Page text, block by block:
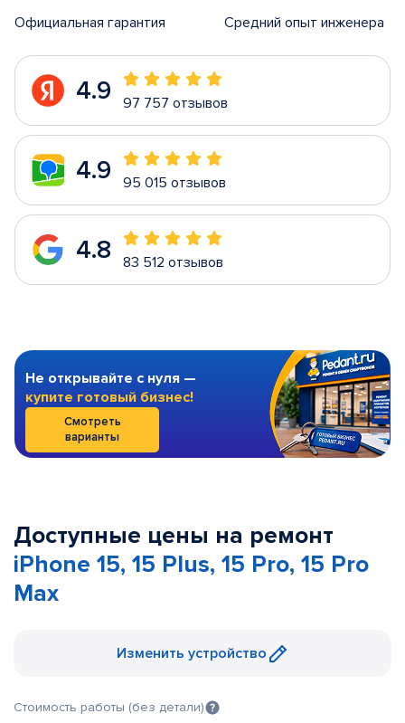
Официальная гарантия Средний опыт инженера
4.9 97 757 отзывов
4.9 95 015 отзывов
4.8 83 512 отзывов
Не открывайте с нуля —
купите готовый бизнес!
Смотреть
варианты
Доступные цены на ремонт
iPhone 15, 15 Plus, 15 Pro, 15 Pro
Max
Изменить устройство
Стоимость работы (без детали)